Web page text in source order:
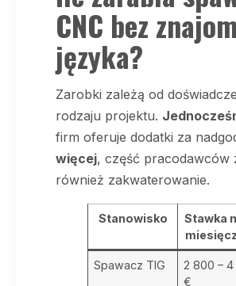
CNC bez
języka?
Zarobki zależą od
rodzaju projektu.
firm oferuje dodatki za
więcej, część pracodawców
również zakwaterowanie.
Stanowisko
Stawka
Spawacz TIG
2 800 –
€